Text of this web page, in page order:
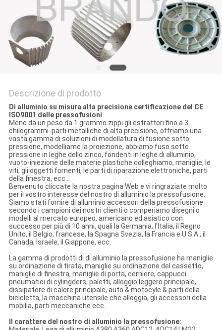
Descrizione di prodotto
Di alluminio su misura alta precisione certificazione del CE
ISO9001 delle pressofusioni
Meno da un peso da 1 grammo zippi gli estrattori fino a 3
chilogrammi. parti metalliche di alta precisione, offriamo una
vasta gamma di soluzioni di modellatura di fusione sotto
pressione, modelliamo la proiezione, abbiamo fuso sotto
pressione in leghe dello zinco, fondenti in leghe di alluminio,
vuoto-iniezione delle materie plastiche colleghiamo, maniglie, le
viti, gli oggetti fornenti, le parti di riparazione elettroniche, parti
della finestra, ecc…
Benvenuto cliccate la nostra pagina Web e vi ringraziate molto
per il vostro interesse del nostro di alluminio la pressofusione.
Siamo stati fornire di alluminio accessori della pressofusione
secondo i campioni dei nostri clienti o comperiamo disegni o
modelli al mercato europeo, americano ed asiatico con
successo per più di 10 anni, quali la Germania, l'Italia, il Regno
Unito, il Belgio, francese, la Spagna Svezia, la Francia e U.S.A., il
Canada, Israele, il Giappone, ecc.
La gamma di prodotti di di alluminio la pressofusione ha maniglie
su ordinazione di tirata, maniglie su ordinazione del cassetto,
maniglie di finestra, maniglie di porta, cerniere, cappucci
pneumatici di cylingders, paletti, alloggio leggero principale,
dissipatore di calore principale, auto & motocyle & parti della
bicicletta, la macchina utensile che alloggia, gli accessori della
mobilia, parti meccaniche ecc.
Il carattere del nostro di alluminio la pressofusione: